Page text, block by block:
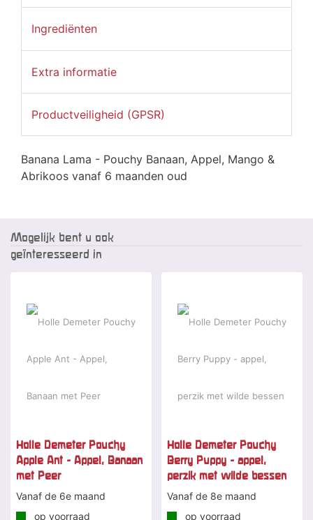
Ingrediënten
Extra informatie
Productveiligheid (GPSR)
Banana Lama - Pouchy Banaan, Appel, Mango &
Abrikoos vanaf 6 maanden oud
Mogelijk bent u ook
geïnteresseerd in
Holle Demeter Pouchy
Apple Ant - Appel, Banaan
met Peer
Vanaf de 6e maand
op voorraad
Holle Demeter Pouchy
Berry Puppy - appel,
perzik met wilde bessen
Vanaf de 8e maand
op voorraad